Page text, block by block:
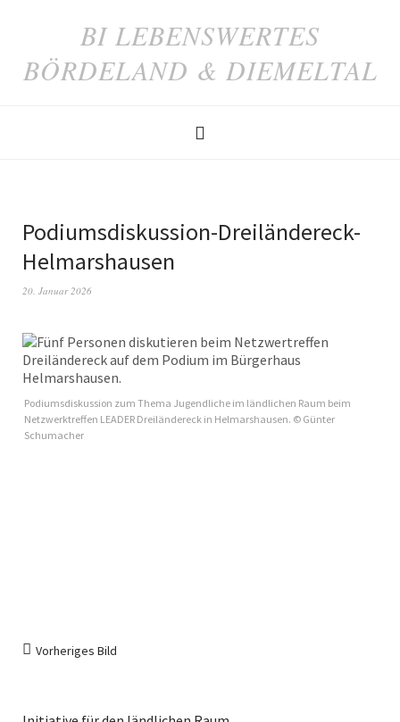
BI LEBENSWERTES
BÖRDELAND & DIEMELTAL
Podiumsdiskussion-Dreiländereck-
Helmarshausen
20. Januar 2026
Podiumsdiskussion zum Thema Jugendliche im ländlichen Raum beim
Netzwerktreffen LEADER Dreiländereck in Helmarshausen. © Günter
Schumacher
Vorheriges Bild